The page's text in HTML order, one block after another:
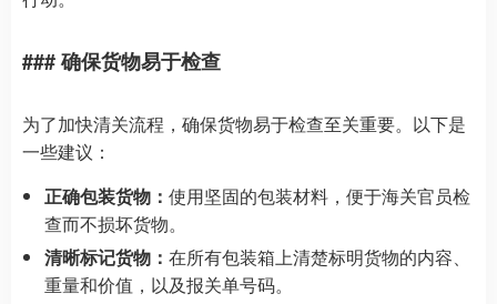
### 确保货物易于检查
为了加快清关流程，确保货物易于检查至关重要。以下是
一些建议：
正确包装货物： 使用坚固的包装材料，便于海关官员检
查而不损坏货物。
清晰标记货物： 在所有包装箱上清楚标明货物的内容、
重量和价值，以及报关单号码。